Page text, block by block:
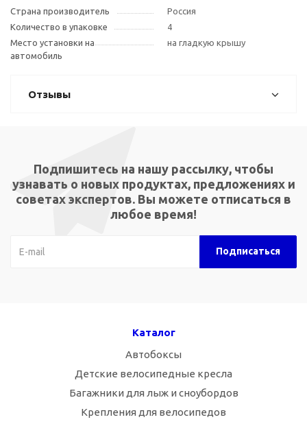
Страна производитель
Россия
Количество в упаковке
4
Место установки на
автомобиль
на гладкую крышу
Отзывы
Подпишитесь на нашу рассылку, чтобы
узнавать о новых продуктах, предложениях и
советах экспертов. Вы можете отписаться в
любое время!
Каталог
Автобоксы
Детские велосипедные кресла
Багажники для лыж и сноубордов
Крепления для велосипедов